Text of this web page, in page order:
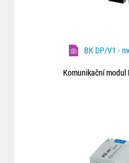
BK DP/V1 -
Komunikační modul